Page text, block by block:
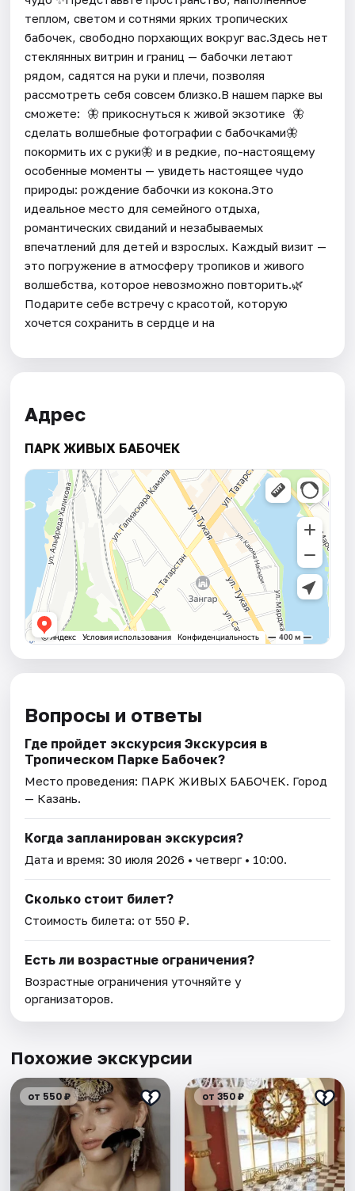
теплом, светом и сотнями ярких тропических
бабочек, свободно порхающих вокруг вас.Здесь нет
стеклянных витрин и границ — бабочки летают
рядом, садятся на руки и плечи, позволяя
рассмотреть себя совсем близко.В нашем парке вы
сможете: 🦋 прикоснуться к живой экзотике 🦋
сделать волшебные фотографии с бабочками🦋
покормить их с руки🦋 и в редкие, по-настоящему
особенные моменты — увидеть настоящее чудо
природы: рождение бабочки из кокона.Это
идеальное место для семейного отдыха,
романтических свиданий и незабываемых
впечатлений для детей и взрослых. Каждый визит —
это погружение в атмосферу тропиков и живого
волшебства, которое невозможно повторить.🌿
Подарите себе встречу с красотой, которую
хочется сохранить в сердце и на
Адрес
ПАРК ЖИВЫХ БАБОЧЕК
Вопросы и ответы
Где пройдет экскурсия Экскурсия в
Тропическом Парке Бабочек?
Место проведения: ПАРК ЖИВЫХ БАБОЧЕК. Город
— Казань.
Когда запланирован экскурсия?
Дата и время:30 июля 2026 • четверг • 10:00.
Сколько стоит билет?
Стоимость билета: от 550 ₽.
Есть ли возрастные ограничения?
Возрастные ограничения уточняйте у
организаторов.
Похожие экскурсии
от 550 ₽ от 350 ₽